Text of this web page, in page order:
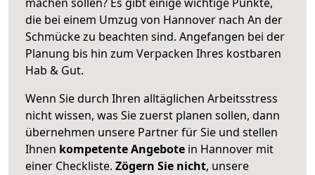
die bei einem Umzug von Hannover nach An der
Schmücke zu beachten sind. Angefangen bei der
Planung bis hin zum Verpacken Ihres kostbaren
Hab & Gut.
Wenn Sie durch Ihren alltäglichen Arbeitsstress
nicht wissen, was Sie zuerst planen sollen, dann
übernehmen unsere Partner für Sie und stellen
Ihnen kompetente Angebote in Hannover mit
einer Checkliste. Zögern Sie nicht, unsere